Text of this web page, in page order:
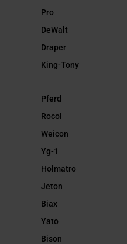
Pro
DeWalt
Draper
King-Tony
Pferd
Rocol
Weicon
Yg-1
Holmatro
Jeton
Biax
Yato
Bison